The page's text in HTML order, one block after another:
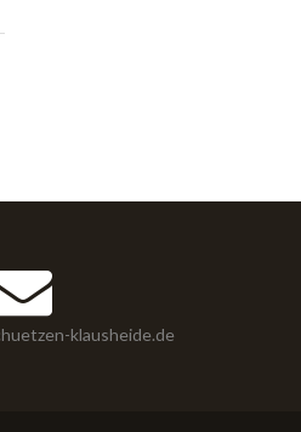
klausheide.de